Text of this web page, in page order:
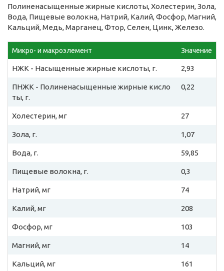
Полиненасыщенные жирные кислоты, Холестерин, Зола,
Вода, Пищевые волокна, Натрий, Калий, Фосфор, Магний,
Кальций, Медь, Марганец, Фтор, Селен, Цинк, Железо.
Микро- и макроэлемент Значение
НЖК - Насыщенные жирные кислоты, г. 2,93
ПНЖК - Полиненасыщенные жирные кисло
ты, г.
0,22
Холестерин, мг 27
Зола, г. 1,07
Вода, г. 59,85
Пищевые волокна, г. 0,3
Натрий, мг 74
Калий, мг 208
Фосфор, мг 103
Магний, мг 14
Кальций, мг 161